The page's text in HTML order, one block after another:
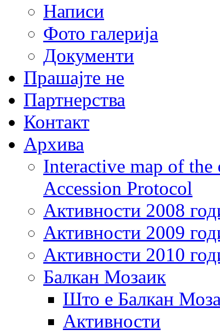
Написи
Фото галерија
Документи
Прашајте не
Партнерства
Контакт
Архива
Interactive map of
Accession Protocol
Активности 2008
Активности 2009
Активности 2010
Балкан Мозаик
Што е Балкан
Активности